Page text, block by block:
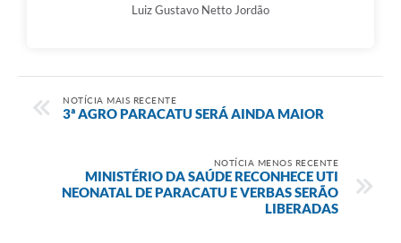
Luiz Gustavo Netto Jordão
NOTÍCIA MAIS RECENTE
3ª AGRO PARACATU SERÁ AINDA MAIOR
NOTÍCIA MENOS RECENTE
MINISTÉRIO DA SAÚDE RECONHECE UTI
NEONATAL DE PARACATU E VERBAS SERÃO
LIBERADAS